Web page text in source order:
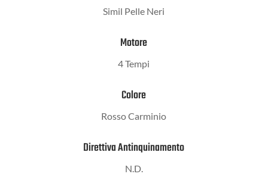
Simil Pelle Neri
Motore
4 Tempi
Colore
Rosso Carminio
Direttiva Antinquinamento
N.D.